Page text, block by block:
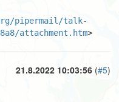
pipermail/talk-
attachment.htm>
21.8.2022 10:03:56 (#5)